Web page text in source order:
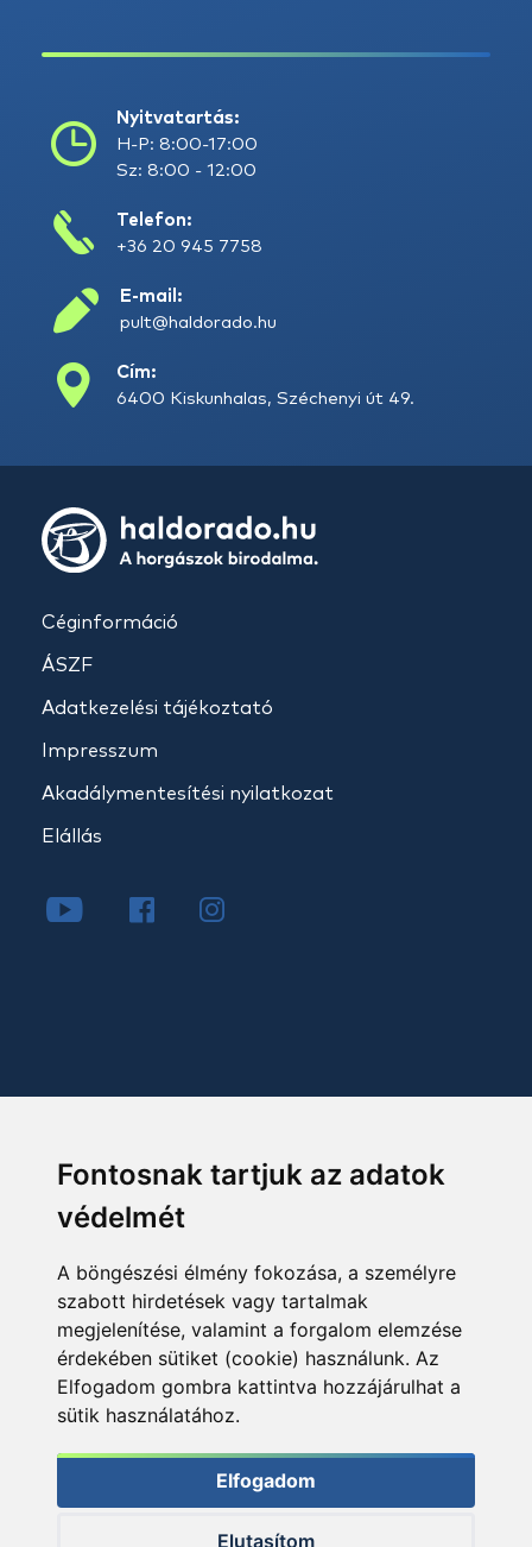
Fontosnak tartjuk az adatok
védelmét
A böngészési élmény fokozása, a személyre
szabott hirdetések vagy tartalmak
megjelenítése, valamint a forgalom elemzése
érdekében sütiket (cookie) használunk. Az
Elfogadom gombra kattintva hozzájárulhat a
sütik használatához.
Elfogadom
Elutasítom
Nyitvatartás:
H-P: 8:00-17:00
Sz: 8:00 - 12:00
Telefon:
+36 20 945 7758
E-mail:
pult@haldorado.hu
Cím:
6400 Kiskunhalas, Széchenyi út 49.
Céginformáció
ÁSZF
Adatkezelési tájékoztató
Impresszum
Akadálymentesítési nyilatkozat
Elállás